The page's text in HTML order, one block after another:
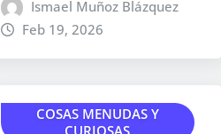
b
a
Ismael Muñoz Blázquez
Feb 19, 2026
COSAS MENUDAS Y